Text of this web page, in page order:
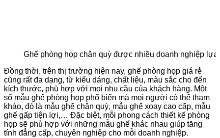
Ghế phòng họp chân quỳ được nhiều doanh nghiệp lựa
Đồng thời, trên thị trường hiện nay, ghế phòng họp giá rẻ
cũng rất đa dạng, từ kiểu dáng, chất liệu, màu sắc cho đến
kích thước, phù hợp với mọi nhu cầu của khách hàng. Một
số mẫu ghế phòng họp phổ biến mà mọi người có thể tham
khảo, đó là mẫu ghế chân quỳ, mẫu ghế xoay cao cấp, mẫu
ghế gấp tiện lợi,… Đặc biệt, mỗi phong cách thiết kế phòng
họp sẽ phù hợp với những mẫu ghế khác nhau giúp tăng
tính đẳng cấp, chuyên nghiệp cho mỗi doanh nghiệp.